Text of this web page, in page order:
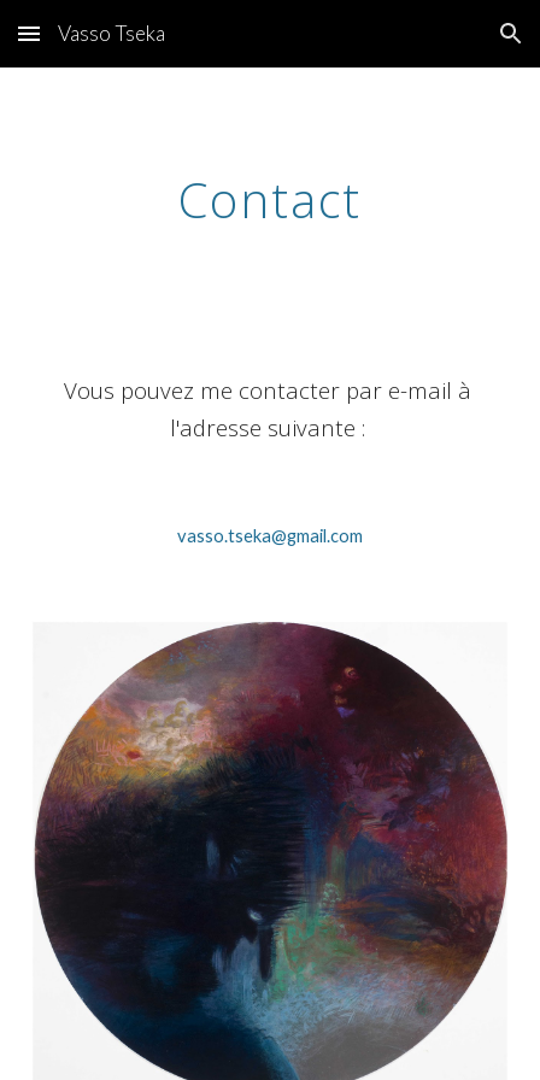
Skip to main content Skip to navigation
Vasso Tseka
Contact
Vous pouvez me contacter par e-mail à
l'adresse suivante :
vasso.tseka@gmail.com